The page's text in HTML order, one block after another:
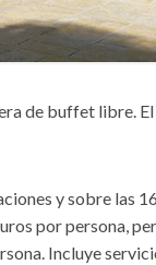
de buffet libre.
y sobre las
por persona,
Incluye